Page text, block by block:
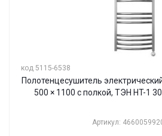
код 5115-6538
Полотенцесушитель
500 × 1100 с полкой, ТЭН HT-1
Артикул: